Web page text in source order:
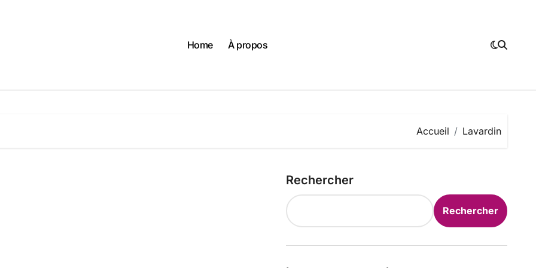
Home
À propos
Accueil Lavardin
Rechercher
Rechercher